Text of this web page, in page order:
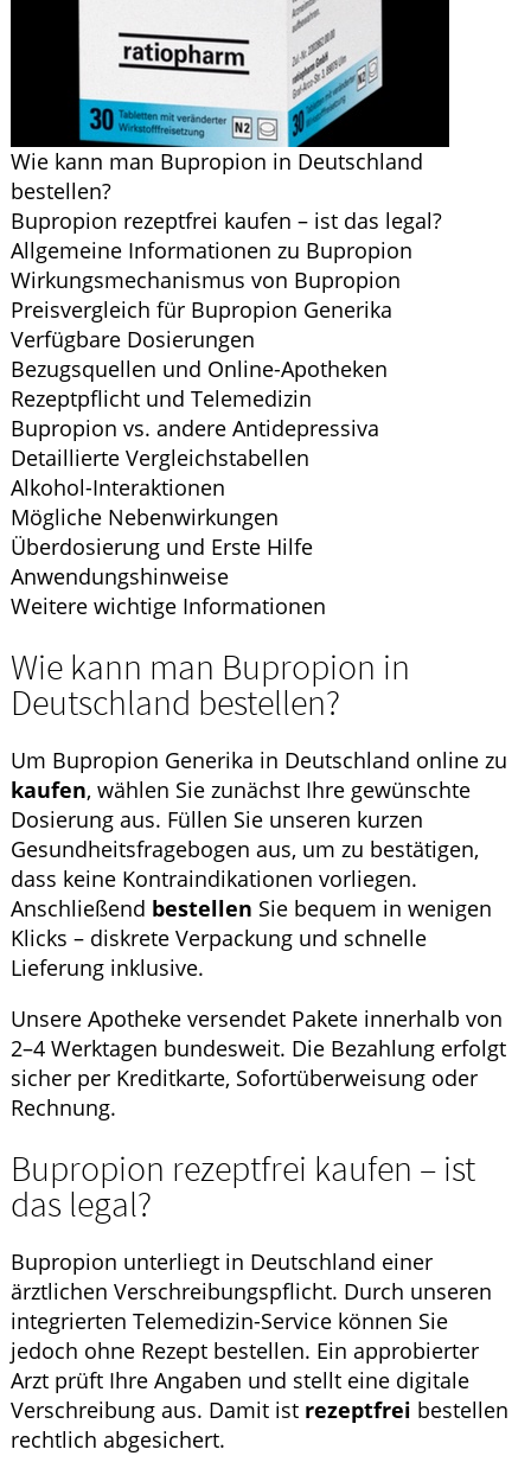
Wie kann man Bupropion in Deutschland
bestellen?
Bupropion rezeptfrei kaufen – ist das legal?
Allgemeine Informationen zu Bupropion
Wirkungsmechanismus von Bupropion
Preisvergleich für Bupropion Generika
Verfügbare Dosierungen
Bezugsquellen und Online-Apotheken
Rezeptpflicht und Telemedizin
Bupropion vs. andere Antidepressiva
Detaillierte Vergleichstabellen
Alkohol-Interaktionen
Mögliche Nebenwirkungen
Überdosierung und Erste Hilfe
Anwendungshinweise
Weitere wichtige Informationen
Wie kann man Bupropion in
Deutschland bestellen?
Um Bupropion Generika in Deutschland online zu
kaufen, wählen Sie zunächst Ihre gewünschte
Dosierung aus. Füllen Sie unseren kurzen
Gesundheitsfragebogen aus, um zu bestätigen,
dass keine Kontraindikationen vorliegen.
Anschließend bestellen Sie bequem in wenigen
Klicks – diskrete Verpackung und schnelle
Lieferung inklusive.
Unsere Apotheke versendet Pakete innerhalb von
2–4 Werktagen bundesweit. Die Bezahlung erfolgt
sicher per Kreditkarte, Sofortüberweisung oder
Rechnung.
Bupropion rezeptfrei kaufen – ist
das legal?
Bupropion unterliegt in Deutschland einer
ärztlichen Verschreibungspflicht. Durch unseren
integrierten Telemedizin-Service können Sie
jedoch ohne Rezept bestellen. Ein approbierter
Arzt prüft Ihre Angaben und stellt eine digitale
Verschreibung aus. Damit ist rezeptfrei bestellen
rechtlich abgesichert.